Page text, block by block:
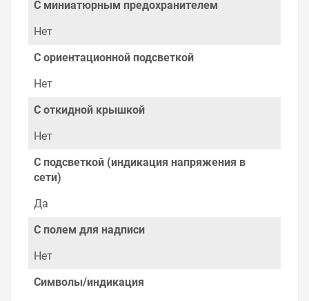
С миниатюрным предохранителем
Нет
С ориентационной подсветкой
Нет
С откидной крышкой
Нет
С подсветкой (индикация напряжения в
сети)
Да
С полем для надписи
Нет
Символы/индикация